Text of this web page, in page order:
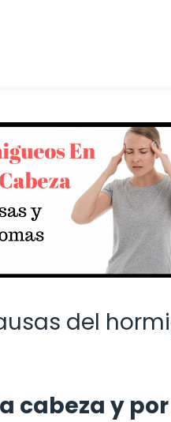
del
cabeza y